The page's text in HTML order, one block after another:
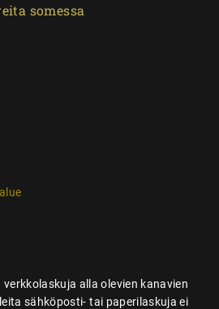
somessa
alla olevien kanavien
sähköposti- tai paperilaskuja ei